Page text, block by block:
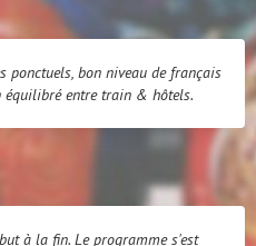
ponctuels, bon niveau de français
équilibré entre train & hôtels.
à la fin. Le programme s'est